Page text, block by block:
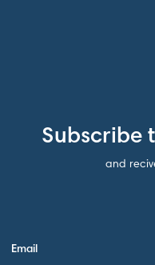
Subscribe
and